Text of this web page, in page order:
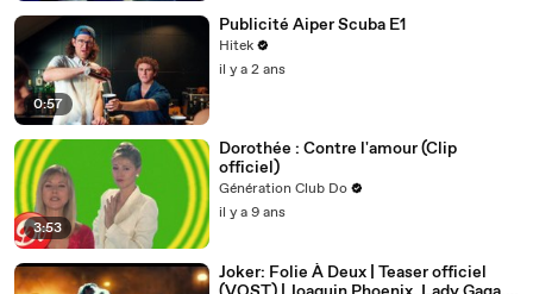
0:57
Publicité Aiper Scuba E1
Hitek
il y a 2 ans
3:53
Dorothée : Contre l'amour (Clip
officiel)
Génération Club Do
il y a 9 ans
Joker: Folie À Deux | Teaser officiel